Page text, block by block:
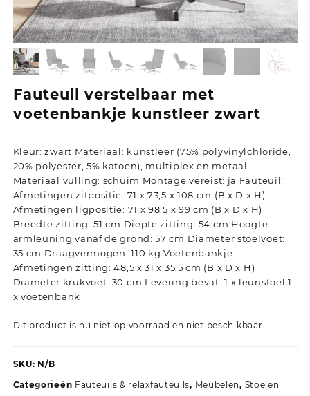
Fauteuil verstelbaar met
voetenbankje kunstleer zwart
Kleur: zwart Materiaal: kunstleer (75% polyvinylchloride,
20% polyester, 5% katoen), multiplex en metaal
Materiaal vulling: schuim Montage vereist: ja Fauteuil:
Afmetingen zitpositie: 71 x 73,5 x 108 cm (B x D x H)
Afmetingen ligpositie: 71 x 98,5 x 99 cm (B x D x H)
Breedte zitting: 51 cm Diepte zitting: 54 cm Hoogte
armleuning vanaf de grond: 57 cm Diameter stoelvoet:
35 cm Draagvermogen: 110 kg Voetenbankje:
Afmetingen zitting: 48,5 x 31 x 35,5 cm (B x D x H)
Diameter krukvoet: 30 cm Levering bevat: 1 x leunstoel 1
x voetenbank
Dit product is nu niet op voorraad en niet beschikbaar.
SKU: N/B
Categorieën Fauteuils & relaxfauteuils, Meubelen, Stoelen